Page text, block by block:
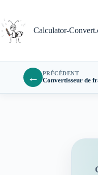
contenu
Calculator-
← PRÉCÉDENT
Convertisseur de